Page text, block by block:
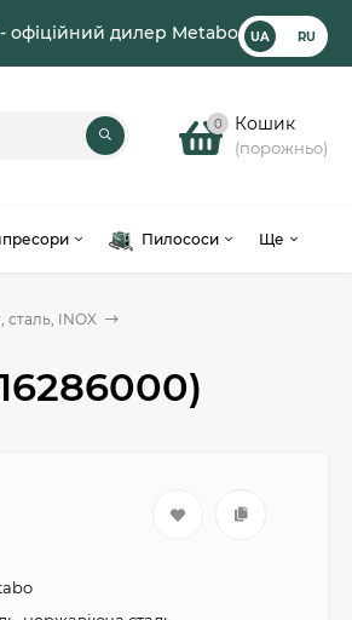
офіційний дилер Metabo UA RU
0 Кошик
(порожньо)
Пилососи Ще
сталь, INOX